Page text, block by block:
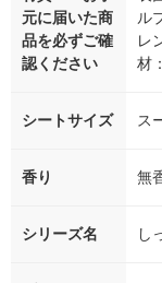
元に届いた商
品を必ずご確
認ください
ル
レ
材
シートサイズ ス
香り 無
シリーズ名 し